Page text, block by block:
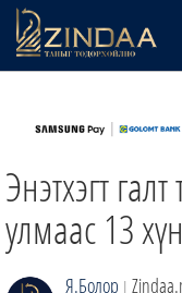
ТВ8
ӨГЛӨӨНИЙ СОНИН
АУДИО ЗОХИОЛ
ЗИНДАА СЭТГҮҮЛ
Энэтхэгт
улмаас 13
Я.Болор |